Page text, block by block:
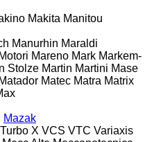
Makita Manitou
Manurhin Maraldi
Mareno Mark Markem-
Stolze Martin Martini Mase
Matador Matec Matra Matrix
Mazak
X VCS VTC Variaxis